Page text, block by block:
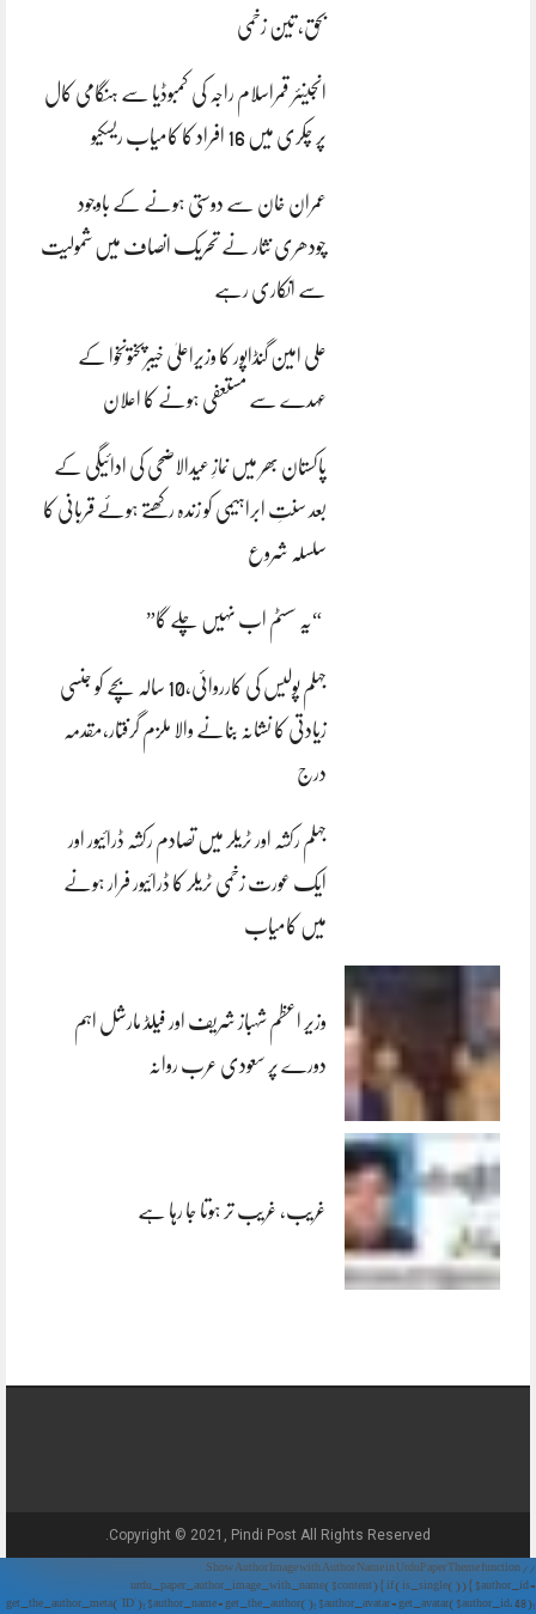
بحق، تین زخمی
انجینئر قمراسلام راجہ کی کمبوڈیا سے ہنگامی کال
پر چکری میں 16 افراد کا کامیاب ریسکیو
عمران خان سے دوستی ہونے کے باوجود
چودھری نثار نے تحریک انصاف میں شمولیت
سے انکاری رہے
علی امین گنڈاپور کا وزیراعلیٰ خیبرپختونخوا کے
عہدے سے مستعفی ہونے کا اعلان
پاکستان بھر میں نمازِ عیدالاضحی کی ادائیگی کے
بعد سنتِ ابراہیمی کو زندہ رکھتے ہوئے قربانی کا
سلسلہ شروع
“یہ سسٹم اب نہیں چلے گا”
جہلم پولیس کی کارروائی،10 سالہ بچے کو جنسی
زیادتی کا نشانہ بنانے والا ملزم گرفتار،مقدمہ
درج
جہلم رکشہ اور ٹریلر میں تصادم رکشہ ڈرائیور اور
ایک عورت زخمی ٹریلر کا ڈرائیور فرار ہونے
میں کامیاب
وزیر اعظم شہباز شریف اور فیلڈ مارشل اہم
دورے پر سعودی عرب روانہ
غریب، غریب تر ہوتا جا رہا ہے
Copyright © 2021, Pindi Post All Rights Reserved.
// Show Author Image with Author Name in UrduPaper Theme function
urdu_paper_author_image_with_name($content) { if (is_single()) { $author_id =
get_the_author_meta('ID'); $author_name = get_the_author(); $author_avatar = get_avatar($author_id, 48);